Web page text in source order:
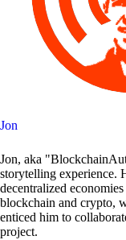
Jon
Jon, aka
storytelling experience.
decentralized
blockchain and crypto,
enticed him to
project.